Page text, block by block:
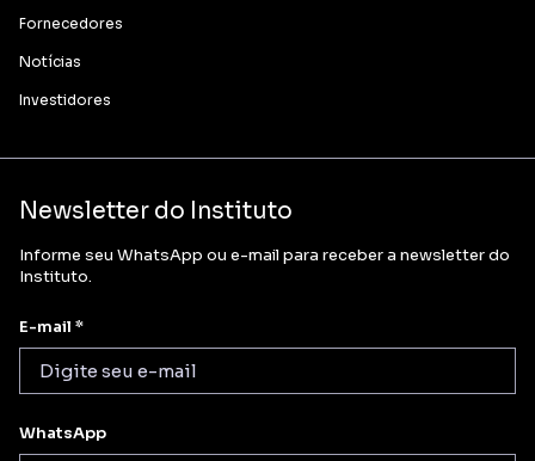
Fornecedores
Notícias
Investidores
Newsletter do Instituto
Informe seu WhatsApp ou e-mail para receber a newsletter do
Instituto.
E-mail *
WhatsApp